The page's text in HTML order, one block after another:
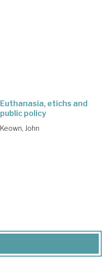
Euthanasia, etichs and
public policy
Keown, John